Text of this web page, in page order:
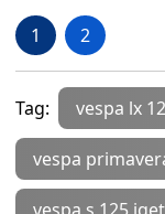
1 2
Tag: vespa lx
vespa